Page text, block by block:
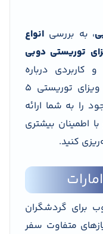
، به بررسی انواع
توریستی دوبی
کاربردی درباره
ویزاهای توریستی جدید، از جمله ویزای توریستی 5
را به شما ارائه
اطمینان بیشتری
کنید.
برای گردشگران
متفاوت سفر